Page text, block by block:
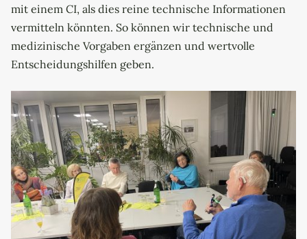
mit einem CI, als dies reine technische Informationen
vermitteln könnten. So können wir technische und
medizinische Vorgaben ergänzen und wertvolle
Entscheidungshilfen geben.